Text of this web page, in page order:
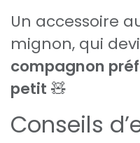
Un accessoire
mignon, qui
compagnon
petit 🧸
Conseils